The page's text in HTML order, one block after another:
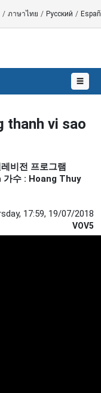
/ ภาษาไทย / Русский /
☰
thanh vi sao
비전 프로그램
가수 : Hoang Thuy
17:59, 19/07/2018
VOV5